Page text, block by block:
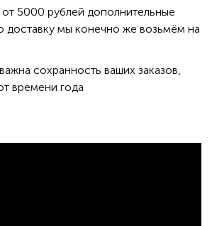
от 5000 рублей дополнительные
доставку мы конечно же возьмём на
сохранность ваших заказов,
времени года